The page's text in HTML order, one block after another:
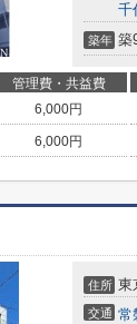
千
築年 築
管理費・共益費
6,000円
6,000円
住所 東
交通 常